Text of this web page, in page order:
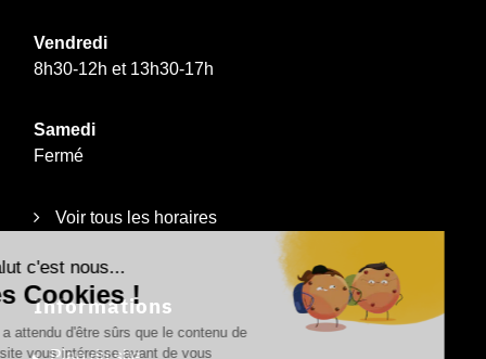
Vendredi
8h30-12h et 13h30-17h
Samedi
Fermé
Voir tous les horaires
Informations